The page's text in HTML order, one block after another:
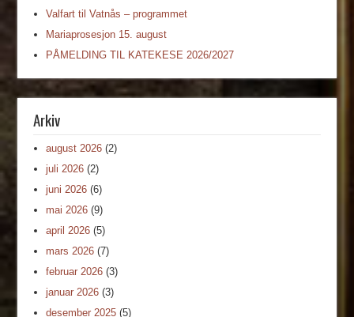
Valfart til Vatnås – programmet
Mariaprosesjon 15. august
PÅMELDING TIL KATEKESE 2026/2027
Arkiv
august 2026 (2)
juli 2026 (2)
juni 2026 (6)
mai 2026 (9)
april 2026 (5)
mars 2026 (7)
februar 2026 (3)
januar 2026 (3)
desember 2025 (5)